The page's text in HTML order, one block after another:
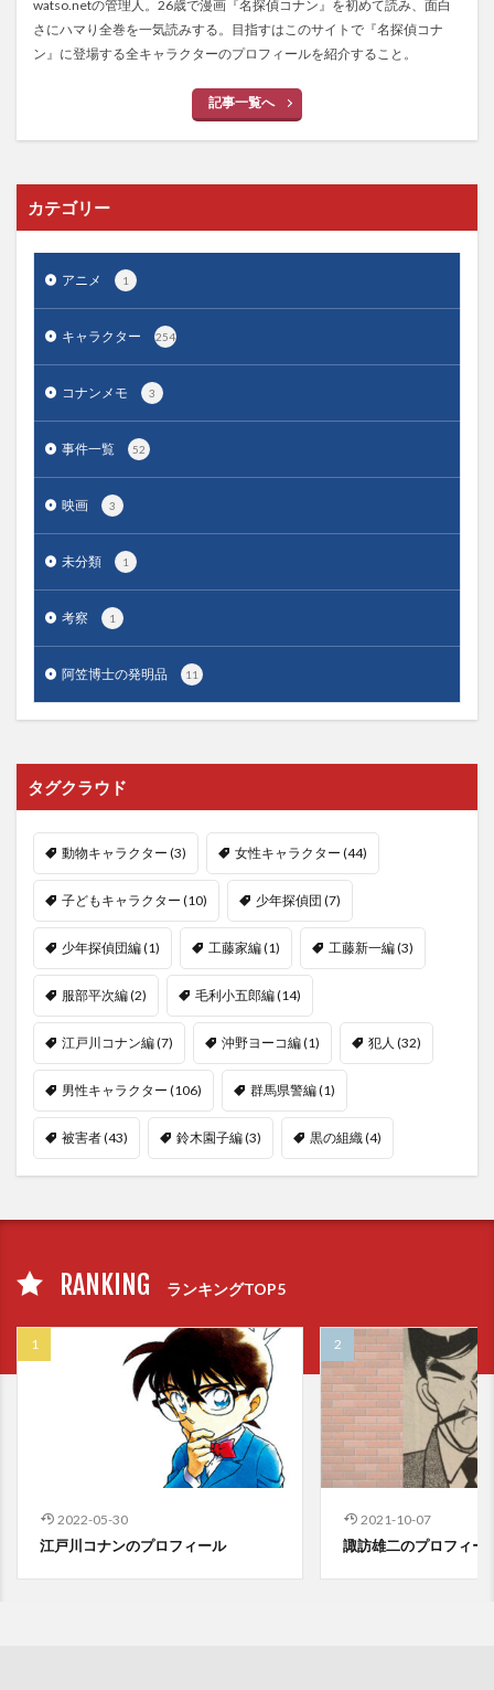
watso.netの管理人。26歳で漫画『名探偵コナン』を初めて読み、面白
さにハマり全巻を一気読みする。目指すはこのサイトで『名探偵コナ
ン』に登場する全キャラクターのプロフィールを紹介すること。
記事一覧へ
カテゴリー
アニメ 1
キャラクター 254
コナンメモ 3
事件一覧 52
映画 3
未分類 1
考察 1
阿笠博士の発明品 11
タグクラウド
動物キャラクター (3) 女性キャラクター (44)
子どもキャラクター (10) 少年探偵団 (7)
少年探偵団編(1) 工藤家編(1) 工藤新一編(3)
服部平次編(2) 毛利小五郎編(14)
江戸川コナン編(7) 沖野ヨーコ編(1) 犯人 (32)
男性キャラクター (106) 群馬県警編(1)
被害者(43) 鈴木園子編(3) 黒の組織 (4)
RANKING ランキングTOP5
2022-05-30
江戸川コナンのプロフィール
2021-10-07
諏訪雄二のプロフィー